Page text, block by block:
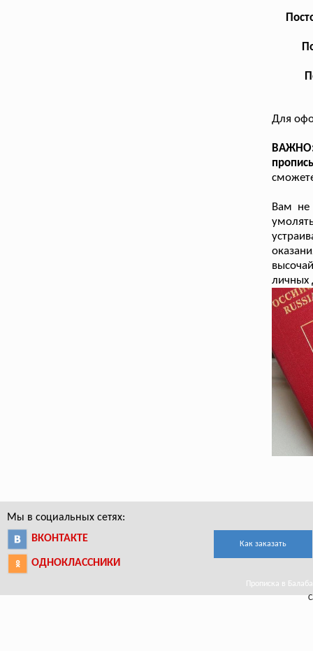
Для
Вам не
личных
Мы в социальных сетях:
ВКОНТАКТЕ
ОДНОКЛАССНИКИ
Как заказать
Прописка в